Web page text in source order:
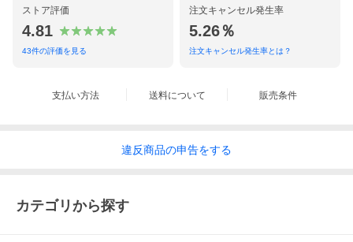
ストア評価
4.81
43件の評価を見る
注文キャンセル発生率
5.26％
注文キャンセル発生率とは？
支払い方法 送料について 販売条件
違反商品の申告をする
カテゴリから探す